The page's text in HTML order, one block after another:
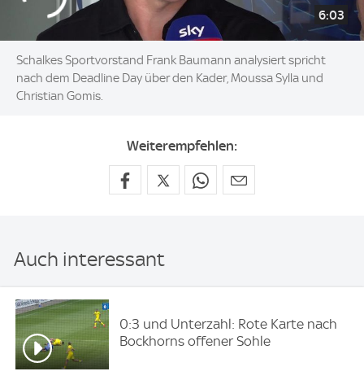
6:03
Schalkes Sportvorstand Frank Baumann analysiert spricht
nach dem Deadline Day über den Kader, Moussa Sylla und
Christian Gomis.
Weiterempfehlen:
Auch interessant
0:3 und Unterzahl: Rote Karte nach
Bockhorns offener Sohle